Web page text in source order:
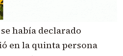
había declarado
en la quinta persona